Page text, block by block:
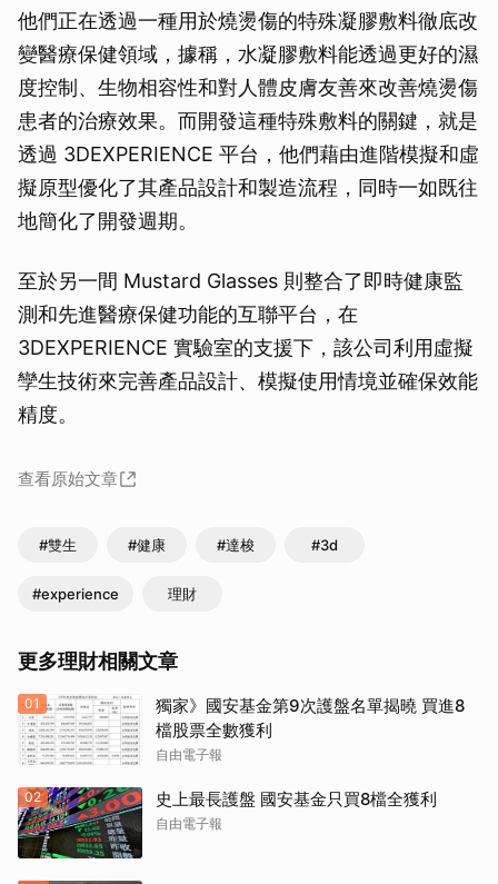
他們正在透過一種用於燒燙傷的特殊凝膠敷料徹底改
變醫療保健領域，據稱，水凝膠敷料能透過更好的濕
度控制、生物相容性和對人體皮膚友善來改善燒燙傷
患者的治療效果。而開發這種特殊敷料的關鍵，就是
透過 3DEXPERIENCE 平台，他們藉由進階模擬和虛
擬原型優化了其產品設計和製造流程，同時一如既往
地簡化了開發週期。
至於另一間 Mustard Glasses 則整合了即時健康監
測和先進醫療保健功能的互聯平台，在
3DEXPERIENCE 實驗室的支援下，該公司利用虛擬
孿生技術來完善產品設計、模擬使用情境並確保效能
精度。
查看原始文章
#雙生 #健康 #達梭 #3d
#experience 理財
更多理財相關文章
01
獨家》國安基金第9次護盤名單揭曉 買進8
檔股票全數獲利
自由電子報
02 史上最長護盤 國安基金只買8檔全獲利
自由電子報